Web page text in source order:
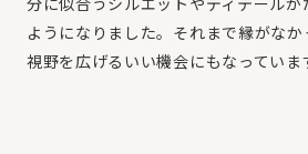
ようになりました。それまで縁がなか
視野を広げるいい機会にもなっていま